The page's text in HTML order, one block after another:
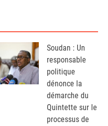
Soudan : Un
responsable
politique
dénonce la
démarche du
Quintette sur le
processus de